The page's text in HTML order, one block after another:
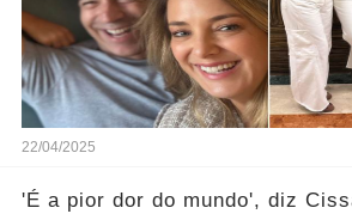
22/04/2025
'É a pior dor do mundo', diz